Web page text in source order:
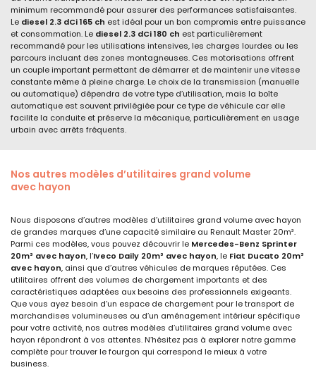
minimum recommandé pour assurer des performances satisfaisantes.
Le diesel 2.3 dCi 165 ch est idéal pour un bon compromis entre puissance
et consommation. Le diesel 2.3 dCi 180 ch est particulièrement
recommandé pour les utilisations intensives, les charges lourdes ou les
parcours incluant des zones montagneuses. Ces motorisations offrent
un couple important permettant de démarrer et de maintenir une vitesse
constante même à pleine charge. Le choix de la transmission (manuelle
ou automatique) dépendra de votre type d’utilisation, mais la boîte
automatique est souvent privilégiée pour ce type de véhicule car elle
facilite la conduite et préserve la mécanique, particulièrement en usage
urbain avec arrêts fréquents.
Nos autres modèles d’utilitaires grand volume
avec hayon
Nous disposons d’autres modèles d’utilitaires grand volume avec hayon
de grandes marques d’une capacité similaire au Renault Master 20m³.
Parmi ces modèles, vous pouvez découvrir le Mercedes-Benz Sprinter
20m³ avec hayon, l’Iveco Daily 20m³ avec hayon, le Fiat Ducato 20m³
avec hayon, ainsi que d’autres véhicules de marques réputées. Ces
utilitaires offrent des volumes de chargement importants et des
caractéristiques adaptées aux besoins des professionnels exigeants.
Que vous ayez besoin d’un espace de chargement pour le transport de
marchandises volumineuses ou d’un aménagement intérieur spécifique
pour votre activité, nos autres modèles d’utilitaires grand volume avec
hayon répondront à vos attentes. N’hésitez pas à explorer notre gamme
complète pour trouver le fourgon qui correspond le mieux à votre
business.